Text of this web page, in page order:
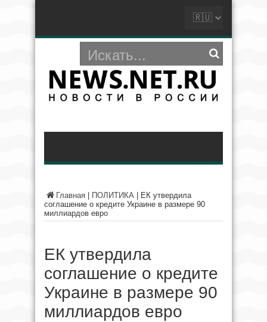
Главная ПОЛИТИКА
ЕК утвердила
соглашение о кредите Украине в размере 90
миллиардов евро
ЕК утвердила
соглашение о кредите
Украине в размере 90
миллиардов евро